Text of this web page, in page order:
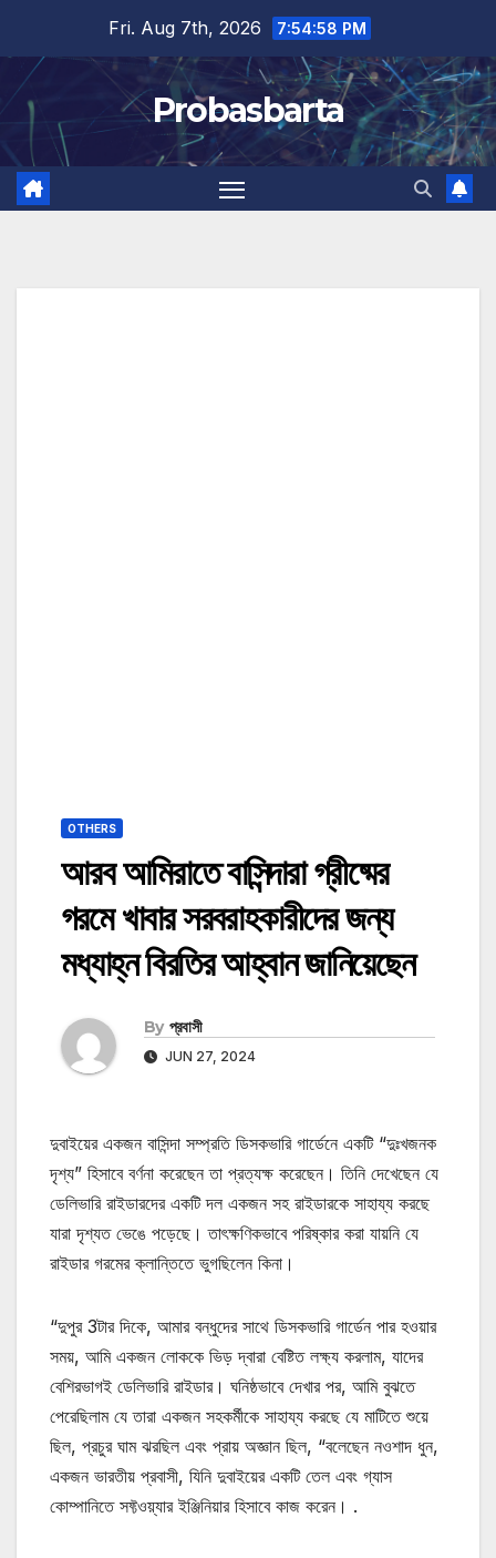
content
Fri. Aug 7th, 2026 7:54:59 PM
Probasbarta
OTHERS
আরব আমিরাতে বাসিন্দারা গ্রীষ্মের
গরমে খাবার সরবরাহকারীদের জন্য
মধ্যাহ্ন বিরতির আহ্বান জানিয়েছেন
By প্রবাসী
JUN 27, 2024
দুবাইয়ের একজন বাসিন্দা সম্প্রতি ডিসকভারি গার্ডেনে একটি “দুঃখজনক
দৃশ্য” হিসাবে বর্ণনা করেছেন তা প্রত্যক্ষ করেছেন। তিনি দেখেছেন যে
ডেলিভারি রাইডারদের একটি দল একজন সহ রাইডারকে সাহায্য করছে
যারা দৃশ্যত ভেঙে পড়েছে। তাৎক্ষণিকভাবে পরিষ্কার করা যায়নি যে
রাইডার গরমের ক্লান্তিতে ভুগছিলেন কিনা।
“দুপুর 3টার দিকে, আমার বন্ধুদের সাথে ডিসকভারি গার্ডেন পার হওয়ার
সময়, আমি একজন লোককে ভিড় দ্বারা বেষ্টিত লক্ষ্য করলাম, যাদের
বেশিরভাগই ডেলিভারি রাইডার। ঘনিষ্ঠভাবে দেখার পর, আমি বুঝতে
পেরেছিলাম যে তারা একজন সহকর্মীকে সাহায্য করছে যে মাটিতে শুয়ে
ছিল, প্রচুর ঘাম ঝরছিল এবং প্রায় অজ্ঞান ছিল, “বলেছেন নওশাদ ধুন,
একজন ভারতীয় প্রবাসী, যিনি দুবাইয়ের একটি তেল এবং গ্যাস
কোম্পানিতে সফ্টওয়্যার ইঞ্জিনিয়ার হিসাবে কাজ করেন। .